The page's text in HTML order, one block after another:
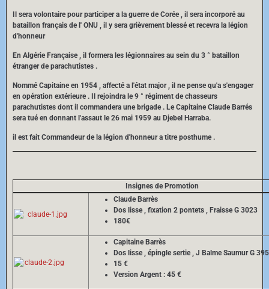
Il sera volontaire pour participer a la guerre de Corée , il sera incorporé au
bataillon français de l' ONU , il y sera grièvement blessé et recevra la légion
d'honneur
En Algérie Française , il formera les légionnaires au sein du 3 ° bataillon
étranger de parachutistes .
Nommé Capitaine en 1954 , affecté a l'état major , il ne pense qu'a s'engager
en opération extérieure . Il rejoindra le 9 ° régiment de chasseurs
parachutistes dont il commandera une brigade . Le Capitaine Claude Barrés
sera tué en donnant l'assaut le 26 mai 1959 au Djebel Harraba.
il est fait Commandeur de la légion d'honneur a titre posthume .
Insignes de Promotion
Claude Barrès
Dos lisse , fixation 2 pontets , Fraisse G 3023
180€
Capitaine Barrès
Dos lisse , épingle sertie , J Balme Saumur G
15 €
Version Argent : 45 €